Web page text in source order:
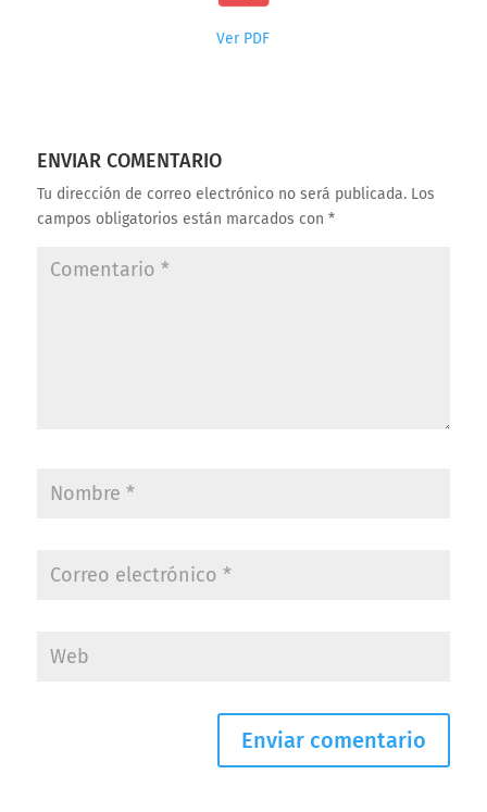
Ver PDF
ENVIAR COMENTARIO
Tu dirección de correo electrónico no será publicada. Los
campos obligatorios están marcados con *